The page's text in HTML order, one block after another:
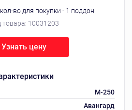
товара: 10031203
во для покупки - 1 поддон
М-250
Авангард
Узнать цену